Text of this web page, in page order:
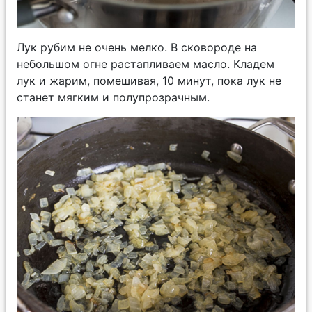
Лук рубим не очень мелко. В сковороде на
небольшом огне растапливаем масло. Кладем
лук и жарим, помешивая, 10 минут, пока лук не
станет мягким и полупрозрачным.